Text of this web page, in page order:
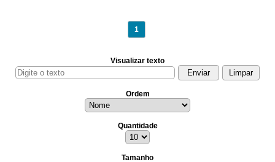
1
Visualizar texto
Ordem
Quantidade
Tamanho